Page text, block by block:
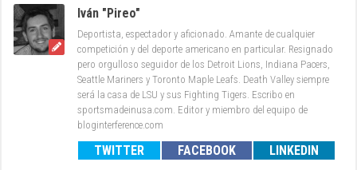
Iván "Pireo"
Deportista, espectador y aficionado. Amante de cualquier
competición y del deporte americano en particular. Resignado
pero orgulloso seguidor de los Detroit Lions, Indiana Pacers,
Seattle Mariners y Toronto Maple Leafs. Death Valley siempre
será la casa de LSU y sus Fighting Tigers. Escribo en
sportsmadeinusa.com. Editor y miembro del equipo de
bloginterference.com
TWITTER FACEBOOK
LINKEDIN